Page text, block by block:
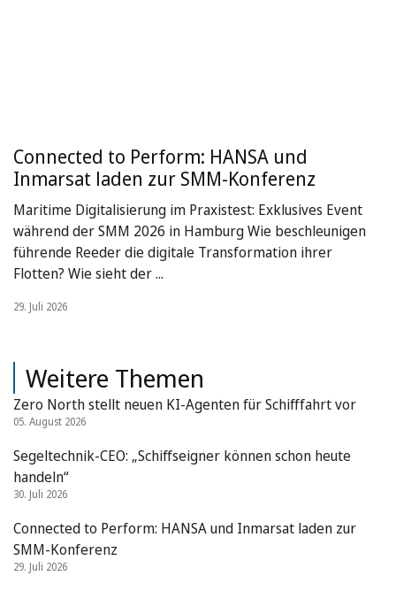
Connected to Perform: HANSA und
Inmarsat laden zur SMM-Konferenz
Maritime Digitalisierung im Praxistest: Exklusives Event
während der SMM 2026 in Hamburg Wie beschleunigen
führende Reeder die digitale Transformation ihrer
Flotten? Wie sieht der ...
29. Juli 2026
Weitere Themen
Zero North stellt neuen KI-Agenten für Schifffahrt vor
05. August 2026
Segeltechnik-CEO: „Schiffseigner können schon heute
handeln“
30. Juli 2026
Connected to Perform: HANSA und Inmarsat laden zur
SMM-Konferenz
29. Juli 2026